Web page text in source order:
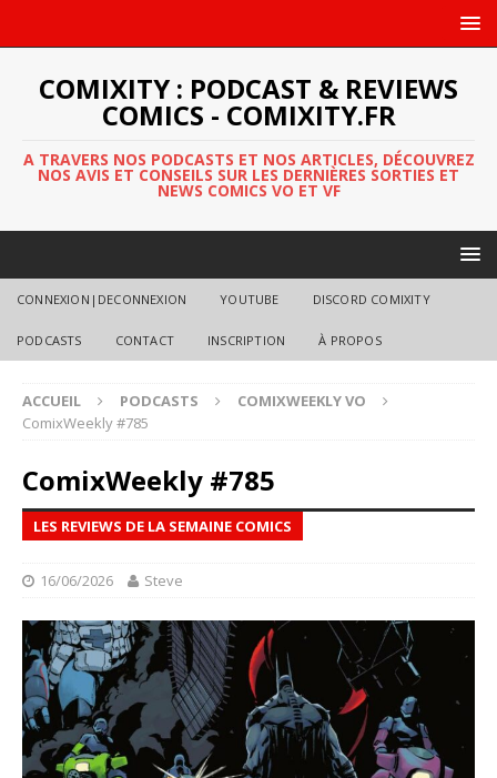
COMIXITY : PODCAST & REVIEWS
COMICS - COMIXITY.FR
A TRAVERS NOS PODCASTS ET NOS ARTICLES, DÉCOUVREZ
NOS AVIS ET CONSEILS SUR LES DERNIÈRES SORTIES ET
NEWS COMICS VO ET VF
CONNEXION|DECONNEXION YOUTUBE DISCORD COMIXITY
PODCASTS CONTACT INSCRIPTION À PROPOS
ACCUEIL PODCASTS
COMIXWEEKLY VO
ComixWeekly #785
ComixWeekly #785
LES REVIEWS DE LA SEMAINE COMICS
16/06/2026 Steve